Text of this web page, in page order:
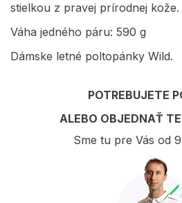
stielkou z pravej prírodnej kože.
Váha jedného páru: 590 g
Dámske letné poltopánky Wild.
POTREBUJETE
ALEBO OBJEDNAŤ
Sme tu pre Vás od